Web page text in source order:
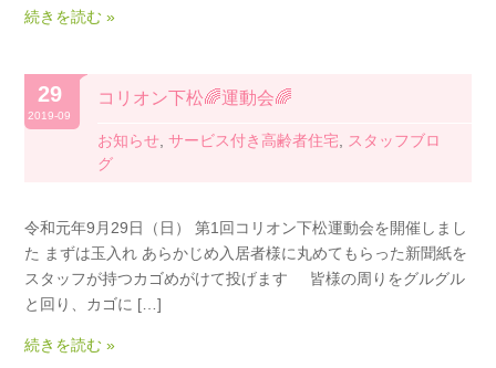
続きを読む »
29
2019-09
コリオン下松🌈運動会🌈
お知らせ ,サービス付き高齢者住宅
スタッフブロ
グ
令和元年9月29日（日） 第1回コリオン下松運動会を開催しまし
た まずは玉入れ あらかじめ入居者様に丸めてもらった新聞紙を
スタッフが持つカゴめがけて投げます 皆様の周りをグルグル
と回り、カゴに […]
続きを読む »